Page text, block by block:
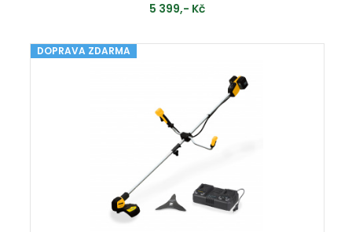
5 399,- Kč
MOMENTÁLNĚ VYPRODÁNO
DOPRAVA ZDARMA